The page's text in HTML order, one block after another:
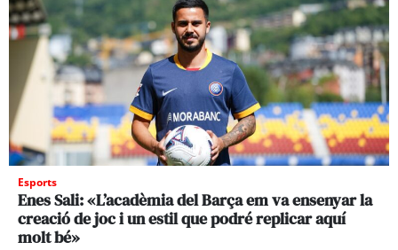
Esports
Enes Sali: «L’acadèmia del Barça em va ensenyar la
creació de joc i un estil que podré replicar aquí
molt bé»